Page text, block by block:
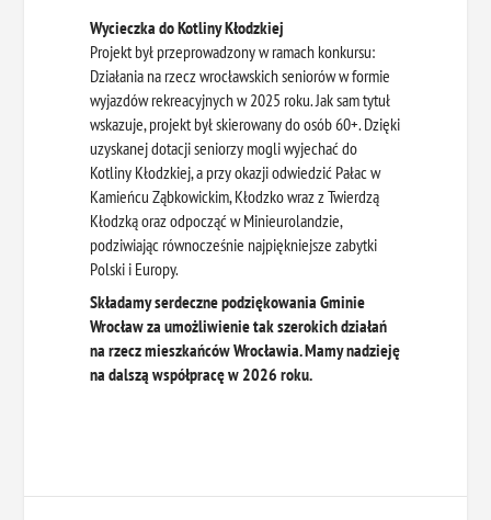
Wycieczka do Kotliny Kłodzkiej
Projekt był przeprowadzony w ramach konkursu:
Działania na rzecz wrocławskich seniorów w formie
wyjazdów rekreacyjnych w 2025 roku. Jak sam tytuł
wskazuje, projekt był skierowany do osób 60+. Dzięki
uzyskanej dotacji seniorzy mogli wyjechać do
Kotliny Kłodzkiej, a przy okazji odwiedzić Pałac w
Kamieńcu Ząbkowickim, Kłodzko wraz z Twierdzą
Kłodzką oraz odpocząć w Minieurolandzie,
podziwiając równocześnie najpiękniejsze zabytki
Polski i Europy.
Składamy serdeczne podziękowania Gminie
Wrocław za umożliwienie tak szerokich działań
na rzecz mieszkańców Wrocławia. Mamy nadzieję
na dalszą współpracę w 2026 roku.